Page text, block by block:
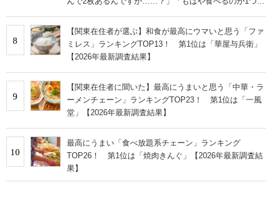
8
【関東在住者が選ぶ】和食が最高にウマいと思う「ファ
ミレス」ランキングTOP13！ 第1位は「華屋与兵衛」
【2026年最新調査結果】
9
【関東在住者に聞いた】最高にうまいと思う「中華・ラ
ーメンチェーン」ランキングTOP23！ 第1位は「一風
堂」【2026年最新調査結果】
10
最高にうまい「食べ放題系チェーン」ランキング
TOP26！ 第1位は「焼肉きんぐ」【2026年最新調査結
果】